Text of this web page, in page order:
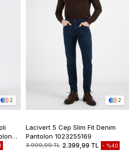
2 2
Lacivert 5 Cep Slim Fit Denim
Pantolon 1023255169
3.999,99 TL 2.399,99 TL %40